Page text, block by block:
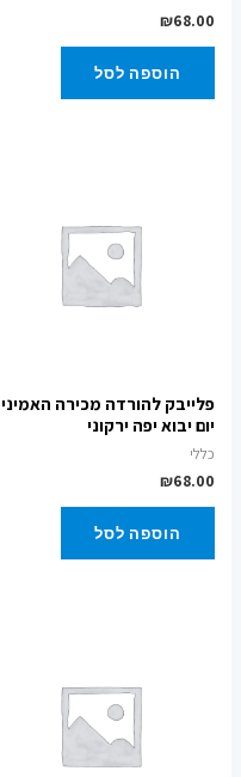
₪68.00
הוספה לסל
פלייבק להורדה מכירה האמיני
יום יבוא יפה ירקוני
כללי
₪68.00
הוספה לסל